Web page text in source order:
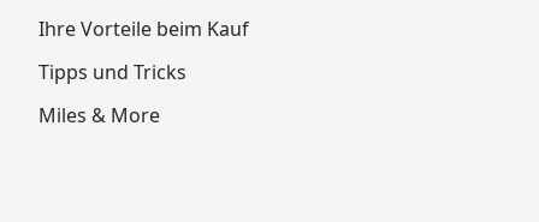
Ihre Vorteile beim Kauf
Tipps und Tricks
Miles & More